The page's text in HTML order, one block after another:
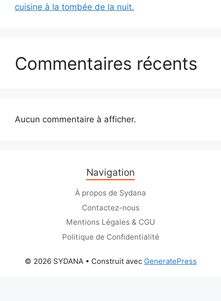
cuisine à la tombée de la nuit.
Commentaires récents
Aucun commentaire à afficher.
Navigation
À propos de Sydana
Contactez-nous
Mentions Légales & CGU
Politique de Confidentialité
© 2026 SYDANA• Construit avec GeneratePress